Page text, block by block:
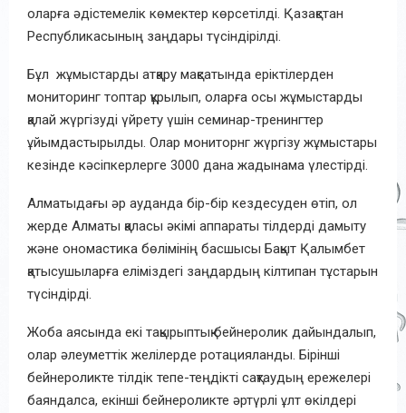
оларға әдістемелік көмектер көрсетілді. Қазақстан
Республикасының заңдары түсіндірілді.
Бұл жұмыстарды атқару мақсатында еріктілерден
мониторинг топтар құрылып, оларға осы жұмыстарды
қалай жүргізуді үйрету үшін семинар-тренингтер
ұйымдастырылды. Олар мониторнг жүргізу жұмыстары
кезінде кәсіпкерлерге 3000 дана жадынама үлестірді.
Алматыдағы әр ауданда бір-бір кездесуден өтіп, ол
жерде Алматы қаласы әкімі аппараты тілдерді дамыту
және ономастика бөлімінің басшысы Бақыт Қалымбет
қатысушыларға еліміздегі заңдардың кілтипан тұстарын
түсіндірді.
Жоба аясында екі тақырыптық бейнеролик дайындалып,
олар әлеуметтік желілерде ротацияланды. Бірінші
бейнероликте тілдік тепе-теңдікті сақтаудың ережелері
баяндалса, екінші бейнероликте әртүрлі ұлт өкілдері